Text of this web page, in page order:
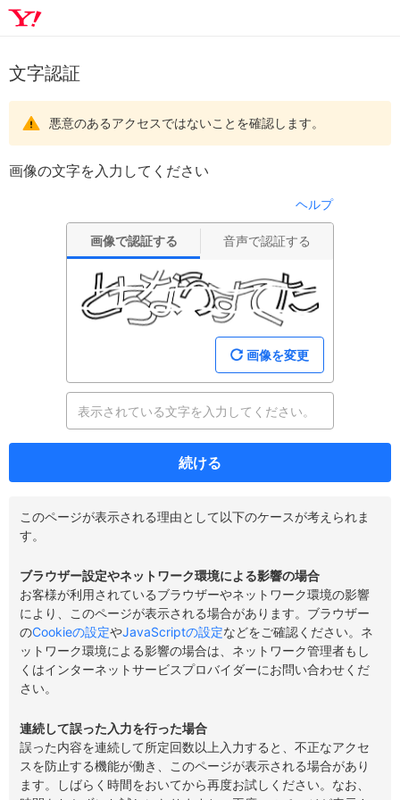
文字認証
悪意のあるアクセスではないことを確認します。
画像の文字を入力してください
ヘルプ
画像で認証する 音声で認証する
画像を変更
続ける
このページが表示される理由として以下のケースが考えられま
す。
ブラウザー設定やネットワーク環境による影響の場合
お客様が利用されているブラウザーやネットワーク環境の影響
により、このページが表示される場合があります。ブラウザー
のCookieの設定やJavaScriptの設定などをご確認ください。ネ
ットワーク環境による影響の場合は、ネットワーク管理者もし
くはインターネットサービスプロバイダーにお問い合わせくだ
さい。
連続して誤った入力を行った場合
誤った内容を連続して所定回数以上入力すると、不正なアクセ
スを防止する機能が働き、このページが表示される場合があり
ます。しばらく時間をおいてから再度お試しください。なお、